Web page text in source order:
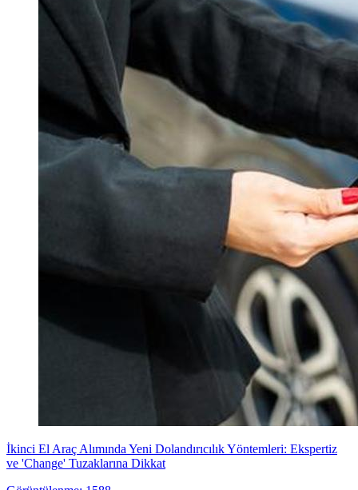
İkinci El Araç Alımında Yeni Dolandırıcılık Yöntemleri: Ekspertiz
ve 'Change' Tuzaklarına Dikkat